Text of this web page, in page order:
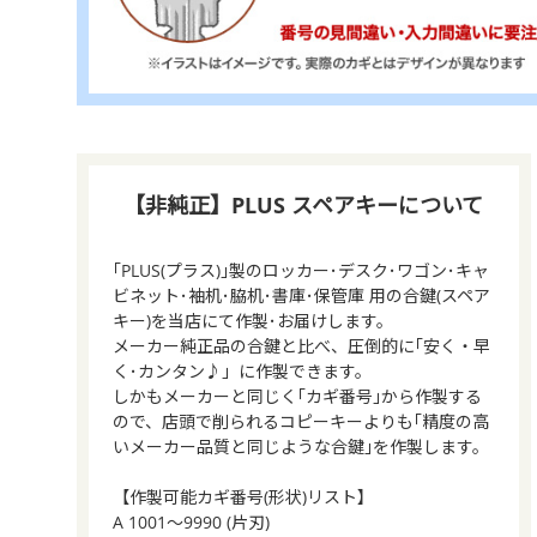
【非純正】PLUS スペアキーについて
｢PLUS(プラス)｣製のロッカー･デスク･ワゴン･キャ
ビネット･袖机･脇机･書庫･保管庫 用の合鍵(スペア
キー)を当店にて作製･お届けします。
メーカー純正品の合鍵と比べ、圧倒的に｢安く・早
く･カンタン♪」に作製できます。
しかもメーカーと同じく｢カギ番号｣から作製する
ので、店頭で削られるコピーキーよりも｢精度の高
いメーカー品質と同じような合鍵｣を作製します。
【作製可能カギ番号(形状)リスト】
A 1001～9990 (片刃)